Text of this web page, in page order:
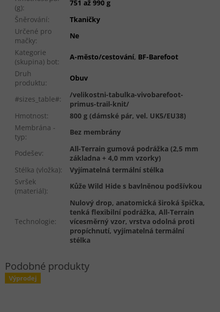
(g):
751 až 990 g
Šněrování:
Tkaničky
Určené pro
mačky:
Ne
Kategorie
(skupina) bot:
A-město/cestování, BF-Barefoot
Druh
produktu:
Obuv
#sizes_table#:
/velikostni-tabulka-vivobarefoot-
primus-trail-knit/
Hmotnost:
800 g (dámské pár, vel. UK5/EU38)
Membrána -
typ:
Bez membrány
Podešev:
All-Terrain gumová podrážka (2,5 mm
základna + 4,0 mm vzorky)
Stélka (vložka):
Vyjímatelná termální stélka
Svršek
(materiál):
Kůže Wild Hide s bavlněnou podšívkou
Technologie:
Nulový drop, anatomická široká špička,
tenká flexibilní podrážka, All-Terrain
vícesměrný vzor, vrstva odolná proti
propíchnutí, vyjímatelná termální
stélka
Výprodej